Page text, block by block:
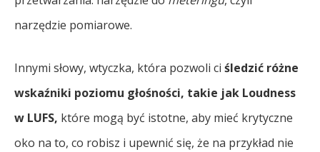
narzędzie pomiarowe.
Innymi słowy, wtyczka, która pozwoli ci śledzić różne
wskaźniki poziomu głośności, takie jak Loudness
w LUFS, które mogą być istotne, aby mieć krytyczne
oko na to, co robisz i upewnić się, że na przykład nie